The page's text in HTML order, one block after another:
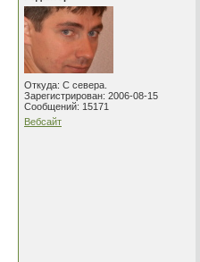
Откуда: С севера.
Зарегистрирован: 2006-08-15
Сообщений: 15171
Вебсайт